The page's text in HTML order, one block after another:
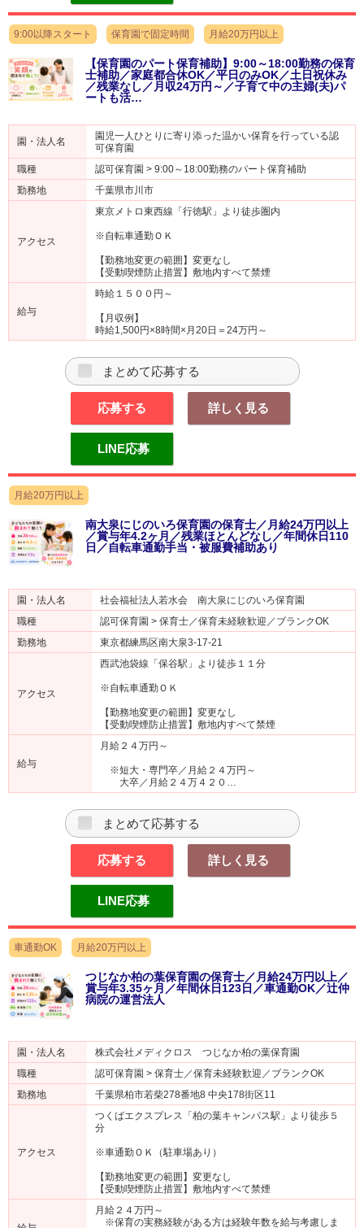
9:00以降スタート 保育園で固定時間 月給20万円以上
【保育園のパート保育補助】9:00～18:00勤務の保育
士補助／家庭都合休OK／平日のみOK／土日祝休み
／残業なし／月収24万円～／子育て中の主婦(夫)パ
ートも活…
園・法人名
園児一人ひとりに寄り添った温かい保育を行っている認
可保育園
職種
認可保育園 > 9:00～18:00勤務のパート保育補助
勤務地
千葉県市川市
アクセス
東京メトロ東西線「行徳駅」より徒歩圏内
※自転車通勤ＯＫ
【勤務地変更の範囲】変更なし
【受動喫煙防止措置】敷地内すべて禁煙
給与
時給１５００円～
【月収例】
時給1,500円×8時間×月20日＝24万円～
まとめて応募する
応募する 詳しく見る
LINE応募
月給20万円以上
南大泉にじのいろ保育園の保育士／月給24万円以上
／賞与年4.2ヶ月／残業ほとんどなし／年間休日110
日／自転車通勤手当・被服費補助あり
園・法人名
社会福祉法人若水会 南大泉にじのいろ保育園
職種
認可保育園 > 保育士／保育未経験歓迎／ブランクOK
勤務地
東京都練馬区南大泉3-17-21
アクセス
西武池袋線「保谷駅」より徒歩１１分
※自転車通勤ＯＫ
【勤務地変更の範囲】変更なし
【受動喫煙防止措置】敷地内すべて禁煙
給与
月給２４万円～
※短大・専門卒／月給２４万円～
大卒／月給２４万４２０…
まとめて応募する
応募する 詳しく見る
LINE応募
車通勤OK 月給20万円以上
つじなか柏の葉保育園の保育士／月給24万円以上／
賞与年3.35ヶ月／年間休日123日／車通勤OK／辻仲
病院の運営法人
園・法人名
株式会社メディクロス つじなか柏の葉保育園
職種
認可保育園 > 保育士／保育未経験歓迎／ブランクOK
勤務地
千葉県柏市若柴278番地8 中央178街区11
アクセス
つくばエクスプレス「柏の葉キャンパス駅」より徒歩５
分
※車通勤ＯＫ（駐車場あり）
【勤務地変更の範囲】変更なし
【受動喫煙防止措置】敷地内すべて禁煙
月給２４万円～
※保育の実務経験がある方は経験年数を給与考慮しま